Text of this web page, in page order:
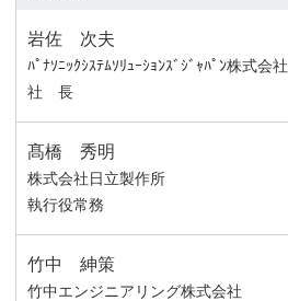
岩佐 次夫
ﾊﾟﾅｿﾆｯｸｼｽﾃﾑｿﾘｭｰｼｮﾝｽﾞｼﾞｬﾊﾟﾝ株式会社
社 長
髙橋 秀明
株式会社日立製作所
執行役常務
竹中 紳策
竹中エンジニアリング株式会社